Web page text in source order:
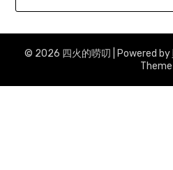
© 2026 四火的唠叨 | Powered by
Theme